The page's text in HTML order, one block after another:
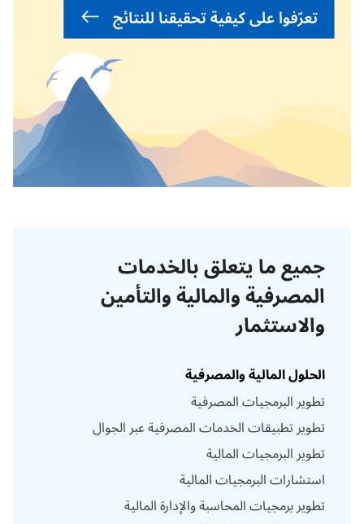
جميع ما يتعلق بالخدمات
المصرفية والمالية والتأمين
والاستثمار
الحلول المالية والمصرفية
تطوير البرمجيات المصرفية
تطوير تطبيقات الخدمات المصرفية عبر الجوال
تطوير البرمجيات المالية
استشارات البرمجيات المالية
تطوير برمجيات المحاسبة والإدارة المالية